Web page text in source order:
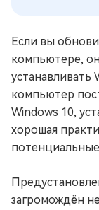
Если вы
компьютере,
устанавливать
компьютер
Windows 10,
хорошая
загромождён